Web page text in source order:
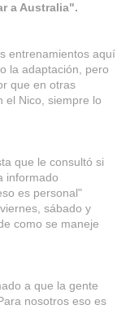
a Australia".
entrenamientos aquí
la adaptación, pero
que en otras
el Nico, siempre lo
que le consultó si
informado
es personal"
sábado y
como se maneje
a que la gente
nosotros eso es